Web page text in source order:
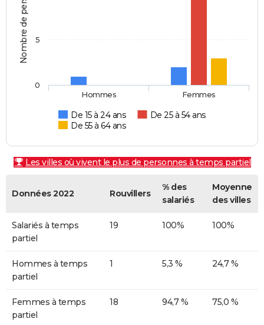
De 15 à 24 ans
De 25 à 54 ans
De 55 à 64 ans
Hommes Femmes
0
5
Les villes où vivent le plus de personnes à temps partiel
Données 2022 Rouvillers
% des
salariés
Moyenne
des villes
Salariés à temps
partiel
19 100% 100%
Hommes à temps
partiel
1 5,3 % 24,7 %
Femmes à temps
partiel
18 94,7 % 75,0 %